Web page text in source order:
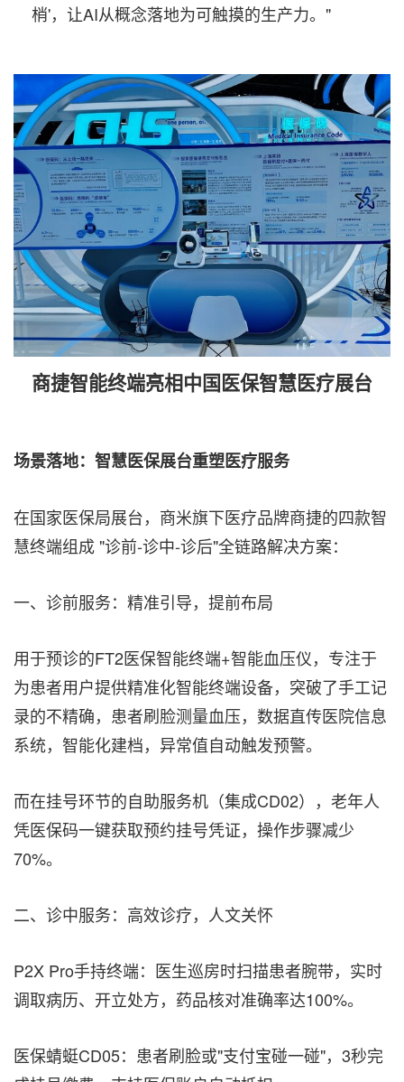
梢'，让AI从概念落地为可触摸的生产力。"
商捷智能终端亮相中国医保智慧医疗展台
场景落地：智慧医保展台重塑医疗服务
在国家医保局展台，商米旗下医疗品牌商捷的四款智
慧终端组成 "诊前-诊中-诊后"全链路解决方案：
一、诊前服务：精准引导，提前布局
用于预诊的FT2医保智能终端+智能血压仪，专注于
为患者用户提供精准化智能终端设备，突破了手工记
录的不精确，患者刷脸测量血压，数据直传医院信息
系统，智能化建档，异常值自动触发预警。
而在挂号环节的自助服务机（集成CD02），老年人
凭医保码一键获取预约挂号凭证，操作步骤减少
70%。
二、诊中服务：高效诊疗，人文关怀
P2X Pro手持终端：医生巡房时扫描患者腕带，实时
调取病历、开立处方，药品核对准确率达100%。
医保蜻蜓CD05：患者刷脸或"支付宝碰一碰"，3秒完